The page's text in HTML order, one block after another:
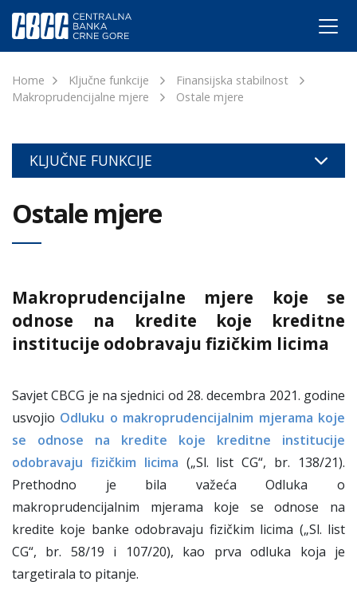
Home Ključne funkcije
Finansijska stabilnost
Makroprudencijalne mjere
Ostale mjere
KLJUČNE FUNKCIJE
Ostale mjere
Makroprudencijalne mjere koje se
odnose na kredite koje kreditne
institucije odobravaju fizičkim licima
Savjet CBCG je na sjednici od 28. decembra 2021. godine
usvojio Odluku o makroprudencijalnim mjerama koje
se odnose na kredite koje kreditne institucije
odobravaju fizičkim licima („Sl. list CG“, br. 138/21).
Prethodno je bila važeća Odluka o
makroprudencijalnim mjerama koje se odnose na
kredite koje banke odobravaju fizičkim licima („Sl. list
CG“, br. 58/19 i 107/20), kao prva odluka koja je
targetirala to pitanje.